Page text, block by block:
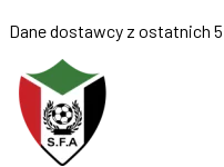
Dane dostawcy z ostatnich